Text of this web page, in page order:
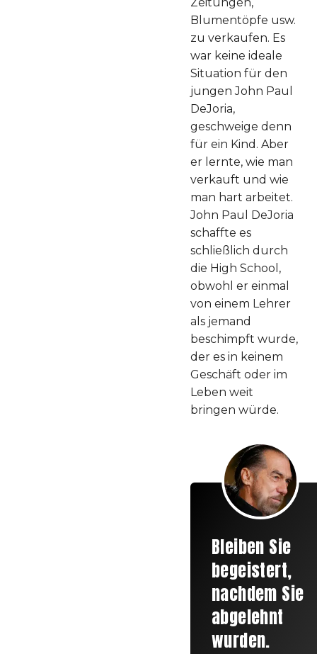
Blumentöpfe usw.
zu verkaufen. Es
war keine ideale
Situation für den
jungen John Paul
DeJoria,
geschweige denn
für ein Kind. Aber
er lernte, wie man
verkauft und wie
man hart arbeitet.
John Paul DeJoria
schaffte es
schließlich durch
die High School,
obwohl er einmal
von einem Lehrer
als jemand
beschimpft wurde,
der es in keinem
Geschäft oder im
Leben weit
bringen würde.
Bleiben Sie
begeistert,
nachdem Sie
abgelehnt
wurden.